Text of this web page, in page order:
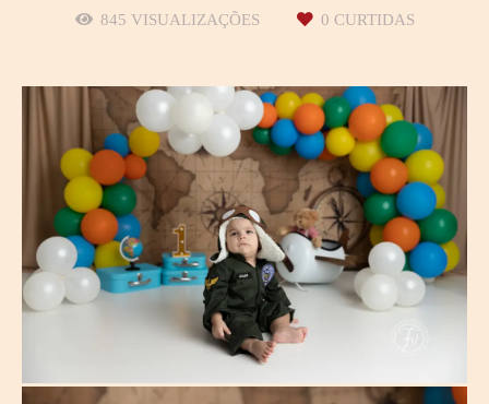
845 VISUALIZAÇÕES 0 CURTIDAS